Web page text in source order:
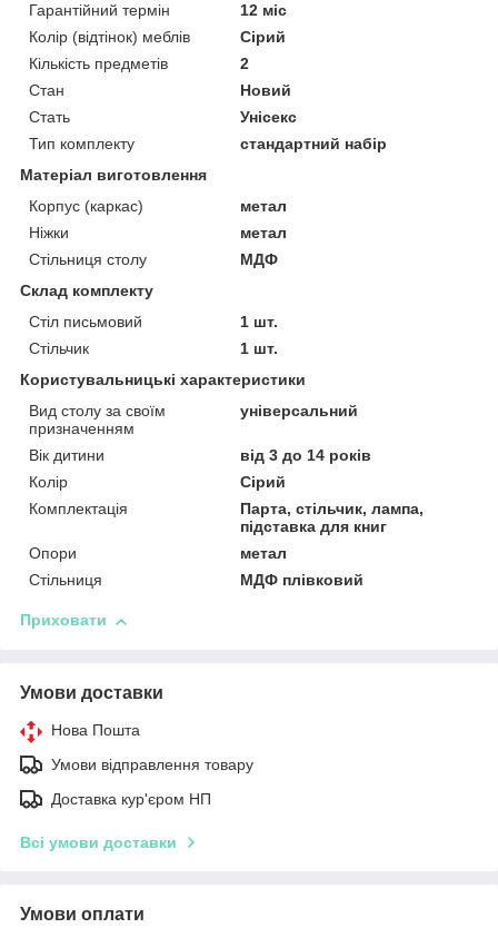
Гарантійний термін
12 міс
Колір (відтінок) меблів
Сірий
Кількість предметів
2
Стан
Новий
Стать
Унісекс
Тип комплекту
стандартний набір
Матеріал виготовлення
Корпус (каркас)
метал
Ніжки
метал
Стільниця столу
МДФ
Склад комплекту
Стіл письмовий
1 шт.
Стільчик
1 шт.
Користувальницькі характеристики
Вид столу за своїм
призначенням
універсальний
Вік дитини
від 3 до 14 років
Колір
Сірий
Комплектація
Парта, стільчик, лампа,
підставка для книг
Опори
метал
Стільниця
МДФ плівковий
Приховати
Умови доставки
Нова Пошта
Умови відправлення товару
Доставка кур'єром НП
Всі умови доставки
Умови оплати